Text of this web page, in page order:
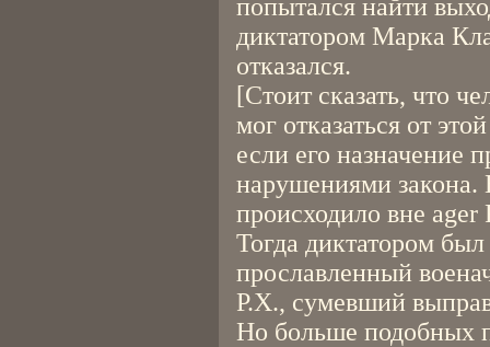
попытался найти
диктатором Марка
отказался.
[Стоит сказать, что
мог отказаться от
если его назначение
нарушениями закона.
происходило вне ager
Тогда диктатором
прославленный
Р.Х., сумевший
Но больше подобных